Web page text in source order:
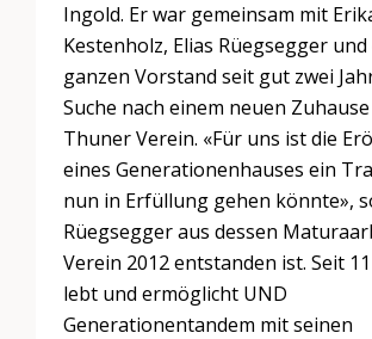
Ingold. Er war gemeinsam mit
Kestenholz, Elias Rüegsegger und
ganzen Vorstand seit gut zwei
Suche nach einem neuen
Thuner Verein. «Für uns ist die
eines Generationenhauses ein
nun in Erfüllung gehen könnte»,
Rüegsegger aus dessen
Verein 2012 entstanden ist. Seit
lebt und ermöglicht UND
Generationentandem mit seinen